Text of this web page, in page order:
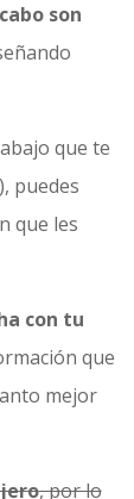
son
que te
puedes
que les
con tu
que
mejor
, por lo